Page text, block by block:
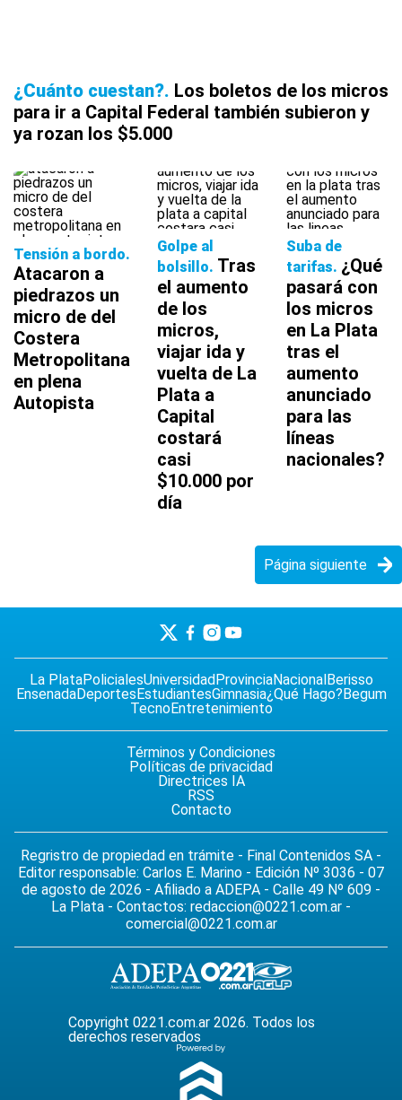
¿Cuánto cuestan? Los boletos de los micros
para ir a Capital Federal también subieron y
ya rozan los $5.000
Tensión a bordo
Atacaron a
piedrazos un
micro de del
Costera
Metropolitana
en plena
Autopista
Golpe al
bolsillo Tras
el aumento
de los
micros,
viajar ida y
vuelta de La
Plata a
Capital
costará
casi
$10.000 por
día
Suba de
tarifas ¿Qué
pasará con
los micros
en La Plata
tras el
aumento
anunciado
para las
líneas
nacionales?
Página siguiente
La PlataPolicialesUniversidadProvinciaNacionalBerisso
EnsenadaDeportesEstudiantesGimnasia¿Qué Hago?Begum
TecnoEntretenimiento
Términos y Condiciones
Políticas de privacidad
Directrices IA
RSS
Contacto
Regristro de propiedad en trámite - Final Contenidos SA -
Editor responsable: Carlos E. Marino - Edición Nº 3036 - 07
de agosto de 2026 - Afiliado a ADEPA - Calle 49 Nº 609 -
La Plata - Contactos: redaccion@0221.com.ar -
comercial@0221.com.ar
Copyright 0221.com.ar 2026. Todos los
derechos reservados